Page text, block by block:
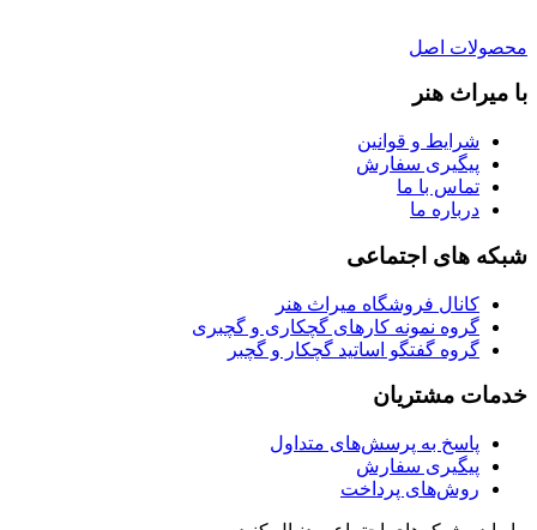
محصولات اصل
با میراث هنر
شرایط و قوانین
پیگیری سفارش
تماس با ما
درباره ما
شبکه های اجتماعی
کانال فروشگاه میراث هنر
گروه نمونه کارهای گچکاری و گچبری
گروه گفتگو اساتید گچکار و گچبر
خدمات مشتریان
پاسخ به پرسش‌های متداول
پیگیری سفارش
روش‌های پرداخت